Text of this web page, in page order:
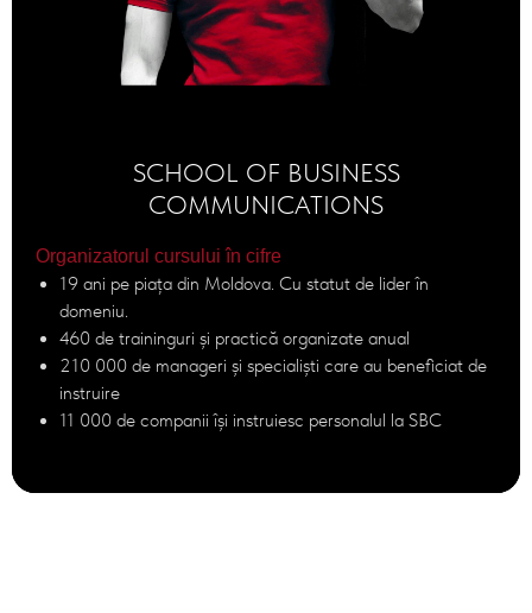
SCHOOL OF BUSINESS
COMMUNICATIONS
Organizatorul cursului în cifre
19 ani pe piața din Moldova. Cu statut de lider în
domeniu.
460 de traininguri și practică organizate anual
210 000 de manageri și specialiști care au beneficiat de
instruire
11 000 de companii își instruiesc personalul la SBC